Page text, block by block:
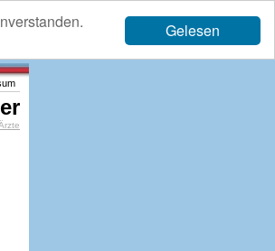
Gelesen